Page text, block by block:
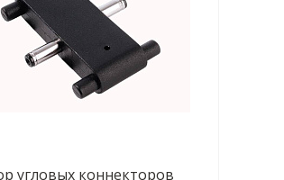
угловых коннекторов